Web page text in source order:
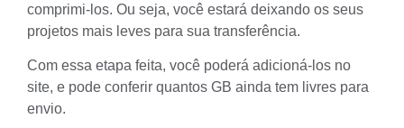
comprimi-los. Ou seja, você estará deixando os seus
projetos mais leves para sua transferência.
Com essa etapa feita, você poderá adicioná-los no
site, e pode conferir quantos GB ainda tem livres para
envio.